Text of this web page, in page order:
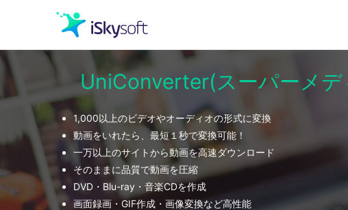
クリエイティビティ
オフィス効率化
ユーティリティ
Filmora
UniConverter(スーパーメデ
1,000以上のビデオやオーディオの形式に変換
動画をいれたら、最短１秒で変換可能！
一万以上のサイトから動画を高速ダウンロード
そのままに品質で動画を圧縮
DVD・Blu-ray・音楽CDを作成
画面録画・GIF作成・画像変換など高性能